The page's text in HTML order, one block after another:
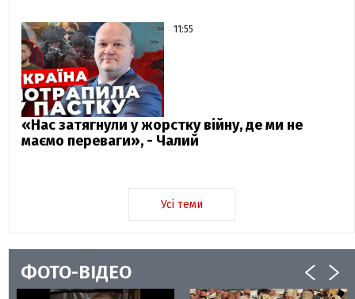
11:55
«Нас затягнули у жорстку війну, де ми не
маємо переваги», - Чалий
Усі теми
ФОТО-ВІДЕО